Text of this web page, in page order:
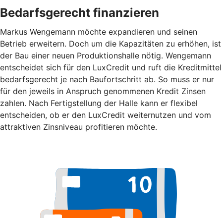
Bedarfsgerecht finanzieren
Markus Wengemann möchte expandieren und seinen
Betrieb erweitern. Doch um die Kapazitäten zu erhöhen, ist
der Bau einer neuen Produktionshalle nötig. Wengemann
entscheidet sich für den LuxCredit und ruft die Kreditmittel
bedarfsgerecht je nach Baufortschritt ab. So muss er nur
für den jeweils in Anspruch genommenen Kredit Zinsen
zahlen. Nach Fertigstellung der Halle kann er flexibel
entscheiden, ob er den LuxCredit weiternutzen und vom
attraktiven Zinsniveau profitieren möchte.